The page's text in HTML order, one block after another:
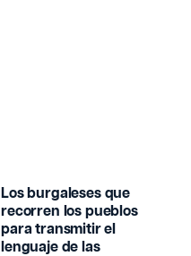
Los burgaleses que
recorren los pueblos
para transmitir el
lenguaje de las